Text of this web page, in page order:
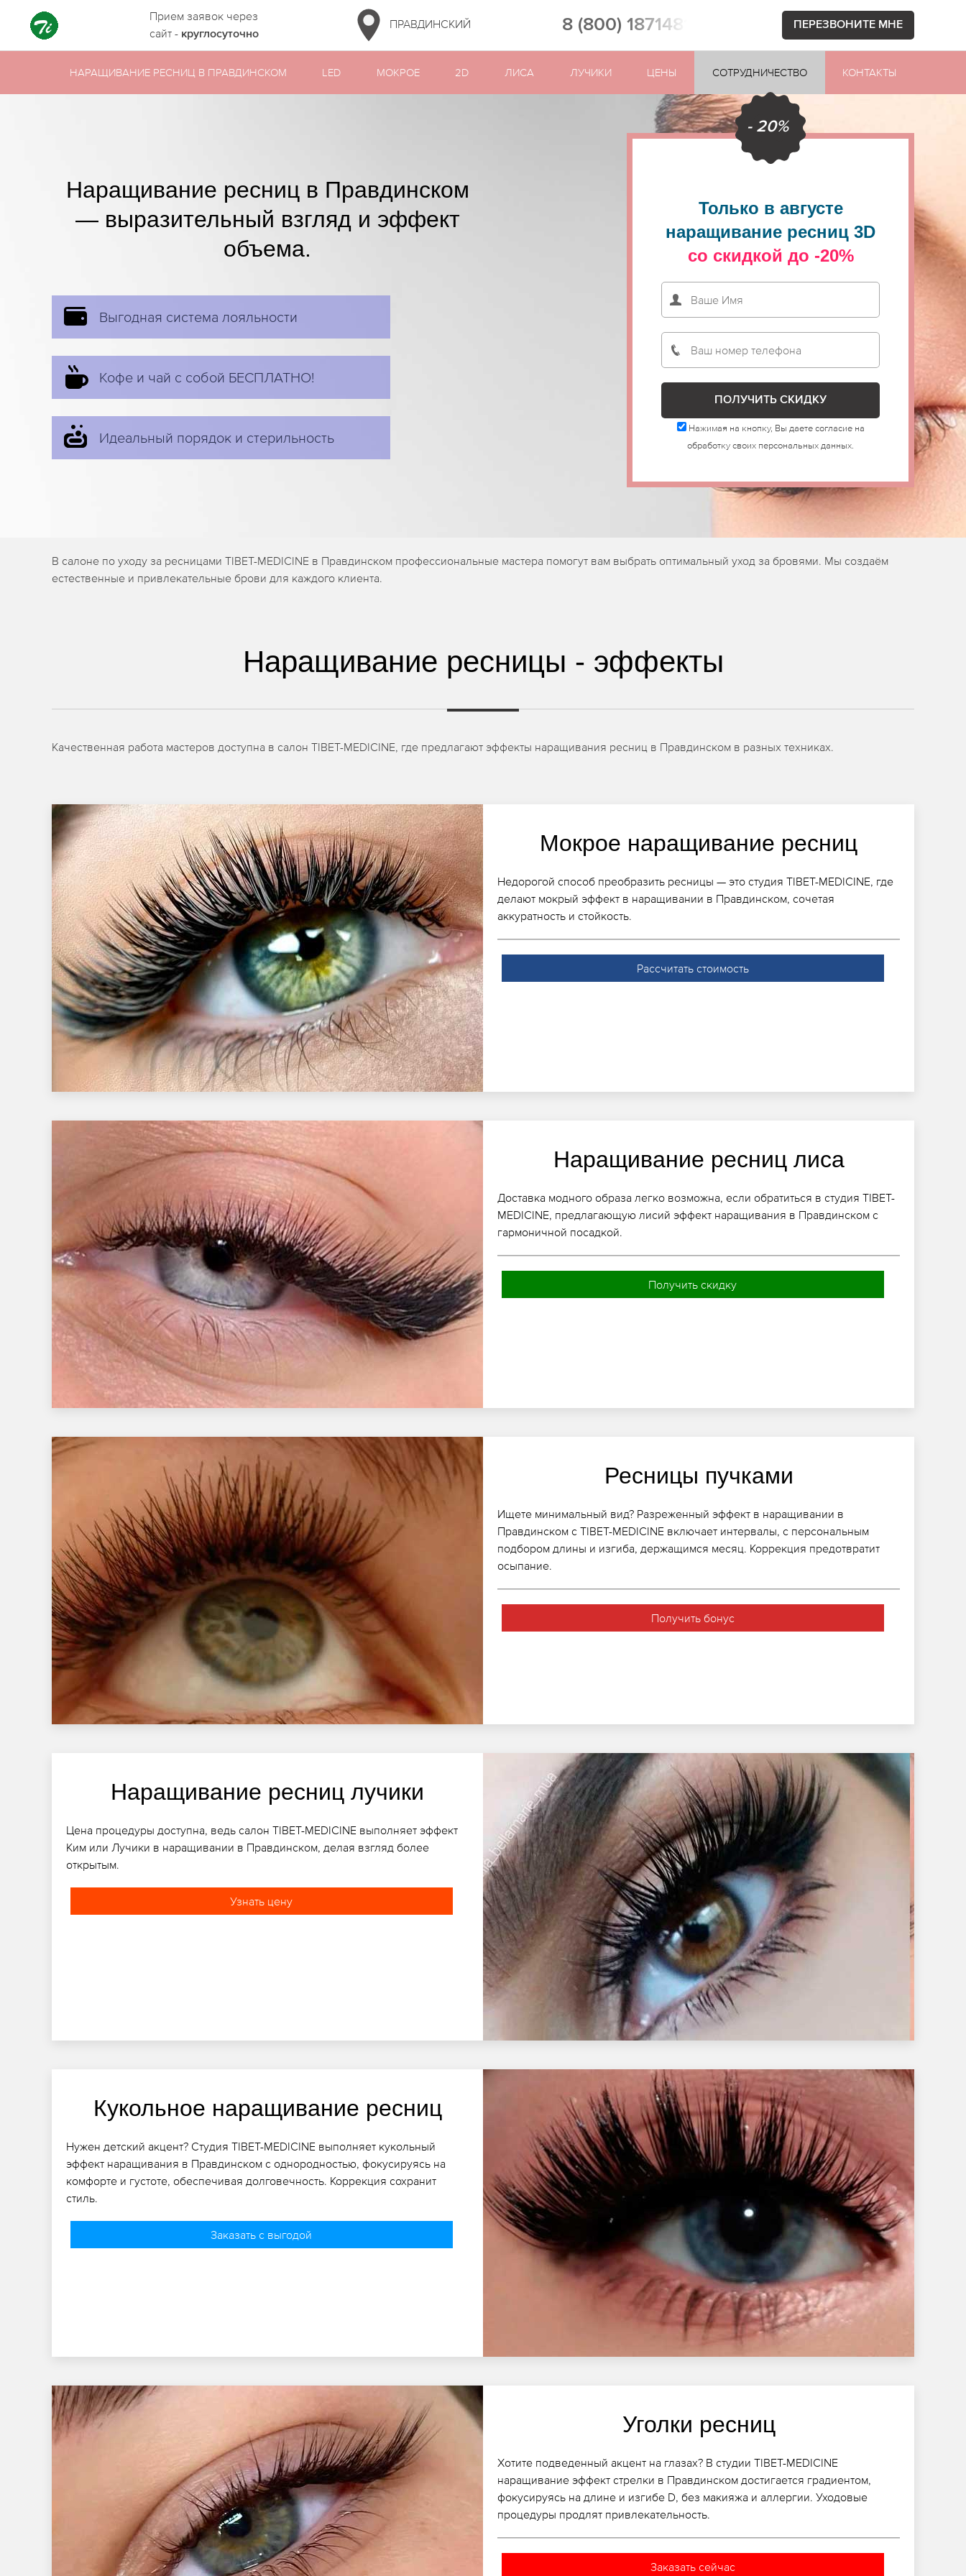
Прием заявок через
сайт - круглосуточно
ПРАВДИНСКИЙ 8 (800) 1871481 ПЕРЕЗВОНИТЕ МНЕ
НАРАЩИВАНИЕ РЕСНИЦ В ПРАВДИНСКОМ LED МОКРОЕ 2D ЛИСА ЛУЧИКИ ЦЕНЫ СОТРУДНИЧЕСТВО КОНТАКТЫ
Наращивание ресниц в Правдинском
— выразительный взгляд и эффект
объема.
Выгодная система лояльности
Кофе и чай с собой БЕСПЛАТНО!
Идеальный порядок и стерильность
- 20%
Только в августе
наращивание ресниц 3D
со скидкой до -20%
Нажимая на кнопку, Вы даете согласие на
обработку своих персональных данных.
В салоне по уходу за ресницами TIBET-MEDICINE в Правдинском профессиональные мастера помогут вам выбрать оптимальный уход за бровями. Мы создаём
естественные и привлекательные брови для каждого клиента.
Наращивание ресницы - эффекты
Качественная работа мастеров доступна в салон TIBET-MEDICINE, где предлагают эффекты наращивания ресниц в Правдинском в разных техниках.
Мокрое наращивание ресниц
Недорогой способ преобразить ресницы — это студия TIBET-MEDICINE, где
делают мокрый эффект в наращивании в Правдинском, сочетая
аккуратность и стойкость.
Рассчитать стоимость
Наращивание ресниц лиса
Доставка модного образа легко возможна, если обратиться в студия TIBET-
MEDICINE, предлагающую лисий эффект наращивания в Правдинском с
гармоничной посадкой.
Получить скидку
Ресницы пучками
Ищете минимальный вид? Разреженный эффект в наращивании в
Правдинском с TIBET-MEDICINE включает интервалы, с персональным
подбором длины и изгиба, держащимся месяц. Коррекция предотвратит
осыпание.
Получить бонус
Наращивание ресниц лучики
Цена процедуры доступна, ведь салон TIBET-MEDICINE выполняет эффект
Ким или Лучики в наращивании в Правдинском, делая взгляд более
открытым.
Узнать цену
Кукольное наращивание ресниц
Нужен детский акцент? Студия TIBET-MEDICINE выполняет кукольный
эффект наращивания в Правдинском с однородностью, фокусируясь на
комфорте и густоте, обеспечивая долговечность. Коррекция сохранит
стиль.
Заказать с выгодой
Уголки ресниц
Хотите подведенный акцент на глазах? В студии TIBET-MEDICINE
наращивание эффект стрелки в Правдинском достигается градиентом,
фокусируясь на длине и изгибе D, без макияжа и аллергии. Уходовые
процедуры продлят привлекательность.
Заказать сейчас